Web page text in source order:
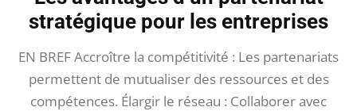
stratégique pour les entreprises
EN BREF Accroître la compétitivité : Les partenariats
permettent de mutualiser des ressources et des
compétences. Élargir le réseau : Collaborer avec